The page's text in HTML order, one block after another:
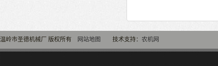
温岭市圣德机械厂 版权所有 网站地图 技术支持： 农机网